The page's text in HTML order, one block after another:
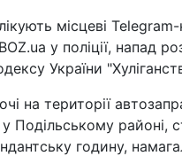
місцеві
у поліції, напад
України
на території
у Подільському
годину,